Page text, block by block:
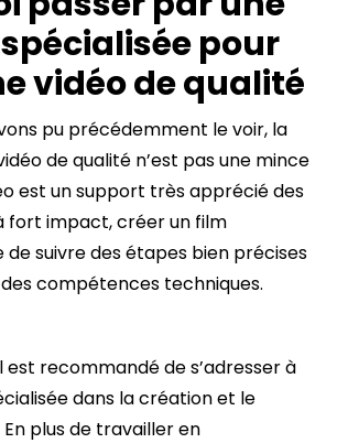
pour
vidéo de qualité
pu précédemment le voir, la
de qualité n’est pas une mince
est un support très apprécié des
fort impact, créer un film
suivre des étapes bien précises
compétences techniques.
est recommandé de s’adresser à
dans la création et le
plus de travailler en